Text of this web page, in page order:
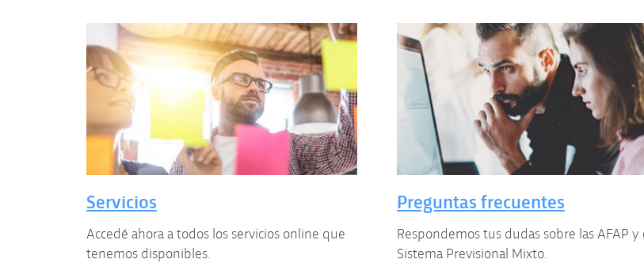
Servicios
Accedé ahora a todos los servicios online que
tenemos disponibles.
Preguntas frecuentes
Respondemos tus dudas sobre las AFAP y
Sistema Previsional Mixto.